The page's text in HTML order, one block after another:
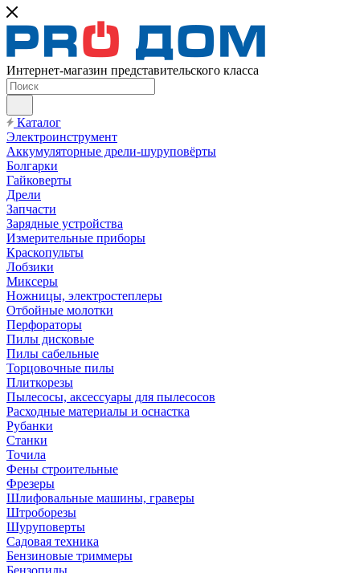
Интернет-магазин представительского класса
Каталог
Электроинструмент
Аккумуляторные дрели-шуруповёрты
Болгарки
Гайковерты
Дрели
Запчасти
Зарядные устройства
Измерительные приборы
Краскопульты
Лобзики
Миксеры
Ножницы, электростеплеры
Отбойные молотки
Перфораторы
Пилы дисковые
Пилы сабельные
Торцовочные пилы
Плиткорезы
Пылесосы, аксессуары для пылесосов
Расходные материалы и оснастка
Рубанки
Станки
Точила
Фены строительные
Фрезеры
Шлифовальные машины, граверы
Штроборезы
Шуруповерты
Садовая техника
Бензиновые триммеры
Бензопилы